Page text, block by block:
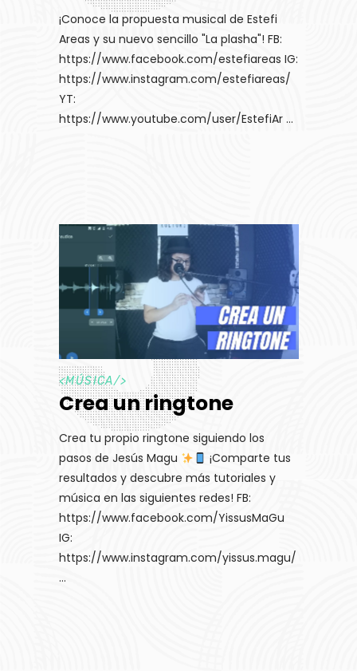
¡Conoce la propuesta musical de Estefi
Areas y su nuevo sencillo "La plasha"! FB:
https://www.facebook.com/estefiareas IG:
https://www.instagram.com/estefiareas/
YT:
https://www.youtube.com/user/EstefiAr
<MÚSICA/>
Crea un ringtone
Crea tu propio ringtone siguiendo los
pasos de Jesús Magu
¡Comparte tus
resultados y descubre más tutoriales y
música en las siguientes redes! FB:
https://www.facebook.com/YissusMaGu
IG:
https://www.instagram.com/yissus.magu/